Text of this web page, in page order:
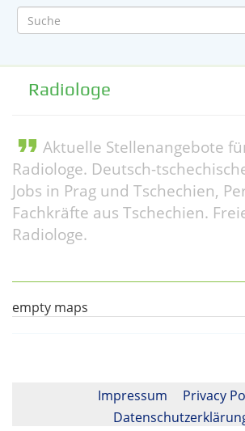
Radiologe
format_quote Aktuelle Stellenangebote
Radiologe. Deutsch-
Jobs in Prag und Tschechien,
Fachkräfte aus Tschechien.
Radiologe.
empty maps
Impressum
Privacy